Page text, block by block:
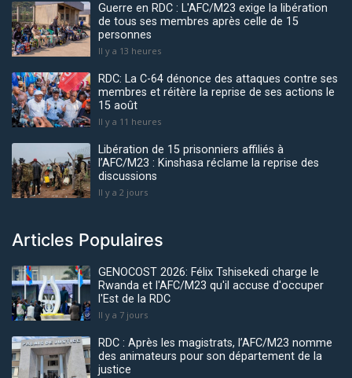
Guerre en RDC : L'AFC/M23 exige la libération
de tous ses membres après celle de 15
personnes
Il y a 13 heures
RDC: La C-64 dénonce des attaques contre ses
membres et réitère la reprise de ses actions le
15 août
Il y a 11 heures
Libération de 15 prisonniers affiliés à
l’AFC/M23 : Kinshasa réclame la reprise des
discussions
Il y a 2 jours
Articles Populaires
GENOCOST 2026: Félix Tshisekedi charge le
Rwanda et l'AFC/M23 qu'il accuse d'occuper
l'Est de la RDC
Il y a 7 jours
RDC : Après les magistrats, l’AFC/M23 nomme
des animateurs pour son département de la
justice